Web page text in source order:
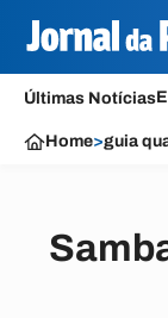
Últimas Notícias
Home>guia